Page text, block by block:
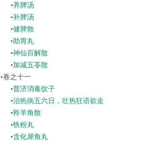
•养脾汤
•补脾汤
•健脾散
•助胃丸
•神仙百解散
•加减五苓散
•卷之十一
•普济消毒饮子
•治热病五六日，壮热狂语欲走
•羚羊角散
•铁粉丸
•含化犀角丸